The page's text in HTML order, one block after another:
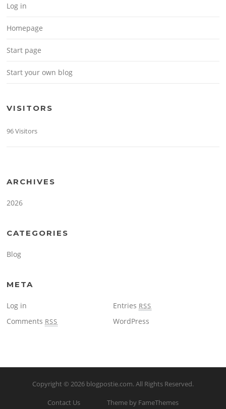
Log in
Homepage
Start page
Start your own blog
VISITORS
96 Visitors
ARCHIVES
2026
CATEGORIES
Blog
META
Log in Entries RSS
Comments RSS WordPress
Copyright © 2026 blogpostie.com. All Rights Reserved.
Contact Us Theme by FameThemes